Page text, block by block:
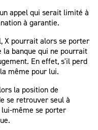
appel qui serait limité à
à garantie.
X pourrait alors se porter
la banque qui ne pourrait
En effet, s'il perd
même pour lui.
la position de
se retrouver seul à
même se porter